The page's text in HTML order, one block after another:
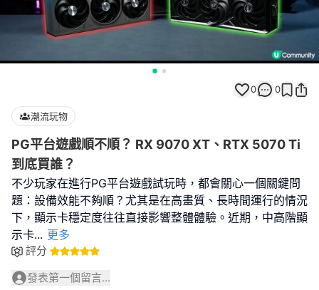
0 0
潮流玩物
PG平台遊戲順不順？ RX 9070 XT、RTX 5070 Ti
到底買誰？
不少玩家在進行PG平台遊戲試玩時，都會關心一個關鍵問
題：設備效能不夠順？尤其是在高畫質、長時間運行的情況
下，顯示卡穩定度往往直接影響整體體驗。近期，中高階顯
示卡... 更多
評分
發表第一個留言...